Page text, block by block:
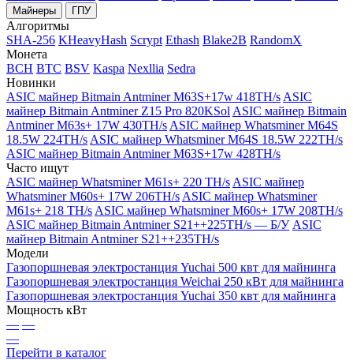
Майнеры ГПУ
Алгоритмы
SHA-256 KHeavyHash Scrypt Ethash Blake2B RandomX
Монета
BCH BTC BSV Kaspa Nexllia Sedra
Новинки
ASIC майнер Bitmain Antminer M63S+17w 418TH/s ASIC
майнер Bitmain Antminer Z15 Pro 820KSol ASIC майнер Bitmain
Antminer M63s+ 17W 430TH/s ASIC майнер Whatsminer M64S
18.5W 224TH/s ASIC майнер Whatsminer M64S 18.5W 222TH/s
ASIC майнер Bitmain Antminer M63S+17w 428TH/s
Часто ищут
ASIC майнер Whatsminer M61s+ 220 TH/s ASIC майнер
Whatsminer M60s+ 17W 206TH/s ASIC майнер Whatsminer
M61s+ 218 TH/s ASIC майнер Whatsminer M60s+ 17W 208TH/s
ASIC майнер Bitmain Antminer S21++225TH/s — Б/У ASIC
майнер Bitmain Antminer S21++235TH/s
Модели
Газопоршневая электростанция Yuchai 500 квт для майнинга
Газопоршневая электростанция Weichai 250 кВт для майнинга
Газопоршневая электростанция Yuchai 350 квт для майнинга
Мощность кВт
— —
—
Перейти в каталог